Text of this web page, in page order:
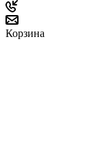
Корзина